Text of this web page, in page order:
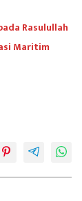
Rasulullah
Maritim